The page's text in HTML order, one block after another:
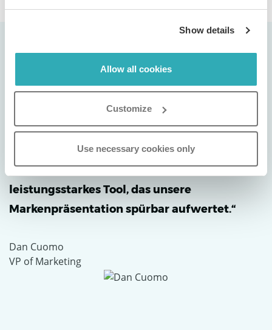
Show details
Allow all cookies
Customize
Use necessary cookies only
„Wir nutzen Paperturn, um unsere
Broschüren und Magazine digital zu
veröffentlichen, und die Erfahrung war
durchweg außergewöhnlich. Es ist ein
leistungsstarkes Tool, das unsere
Markenpräsentation spürbar aufwertet.“
Dan Cuomo
VP of Marketing